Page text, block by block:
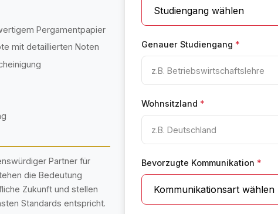
Genauer Studiengang *
Wohnsitzland *
Bevorzugte Kommunikation *
Pergamentpapier
mit detaillierten Noten
Partner für
die Bedeutung
Zukunft und stellen
Standards entspricht.